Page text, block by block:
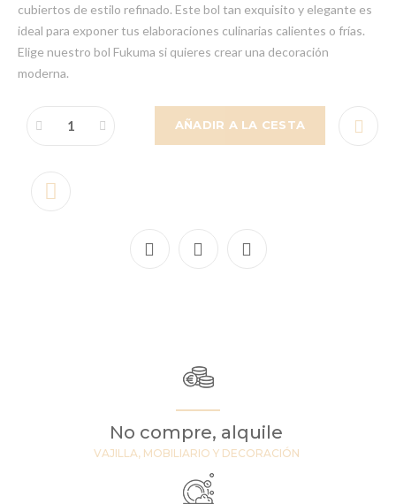
cubiertos de estilo refinado. Este bol tan exquisito y elegante es
ideal para exponer tus elaboraciones culinarias calientes o frías.
Elige nuestro bol Fukuma si quieres crear una decoración
moderna.
AÑADIR A LA CESTA
No compre, alquile
VAJILLA, MOBILIARIO Y DECORACIÓN